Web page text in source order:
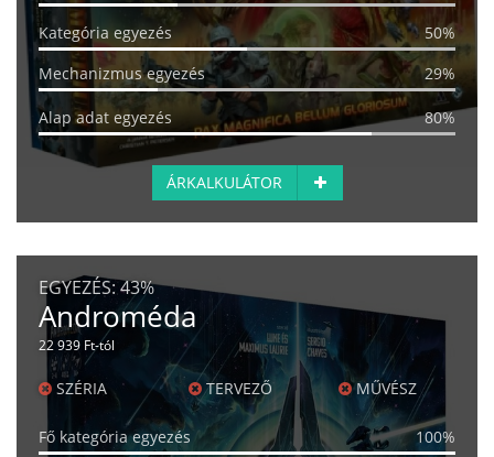
Kategória egyezés
50%
Mechanizmus egyezés
29%
Alap adat egyezés 80%
ÁRKALKULÁTOR
EGYEZÉS:43%
Androméda
22 939 Ft-tól
SZÉRIA TERVEZŐ MŰVÉSZ
Fő kategória egyezés 100%